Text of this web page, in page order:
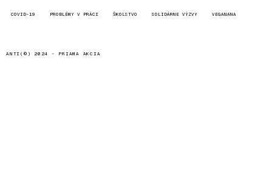
COVID-19 PROBLÉMY V PRÁCI ŠKOLSTVO SOLIDÁRNE VÝZVY VEGANANA
ANTI(©) 2024 - PRIAMA AKCIA